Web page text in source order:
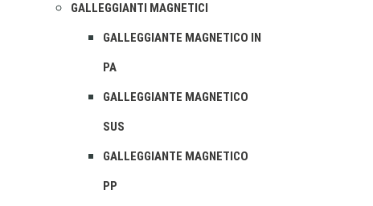
GALLEGGIANTI MAGNETICI
GALLEGGIANTE MAGNETICO IN
PA
GALLEGGIANTE MAGNETICO
SUS
GALLEGGIANTE MAGNETICO
PP